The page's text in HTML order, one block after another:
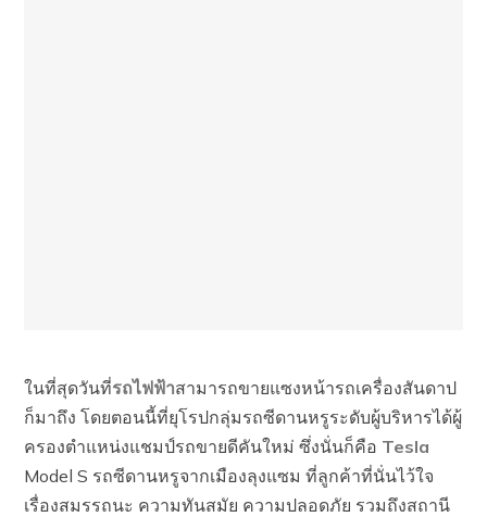
ในที่สุดวันที่รถไฟฟ้าสามารถขายแซงหน้ารถเครื่องสันดาป
ก็มาถึง โดยตอนนี้ที่ยุโรปกลุ่มรถซีดานหรูระดับผู้บริหารได้ผู้
ครองตำแหน่งแชมป์รถขายดีคันใหม่ ซึ่งนั่นก็คือ Tesla
Model S รถซีดานหรูจากเมืองลุงแซม ที่ลูกค้าที่นั่นไว้ใจ
เรื่องสมรรถนะ ความทันสมัย ความปลอดภัย รวมถึงสถานี